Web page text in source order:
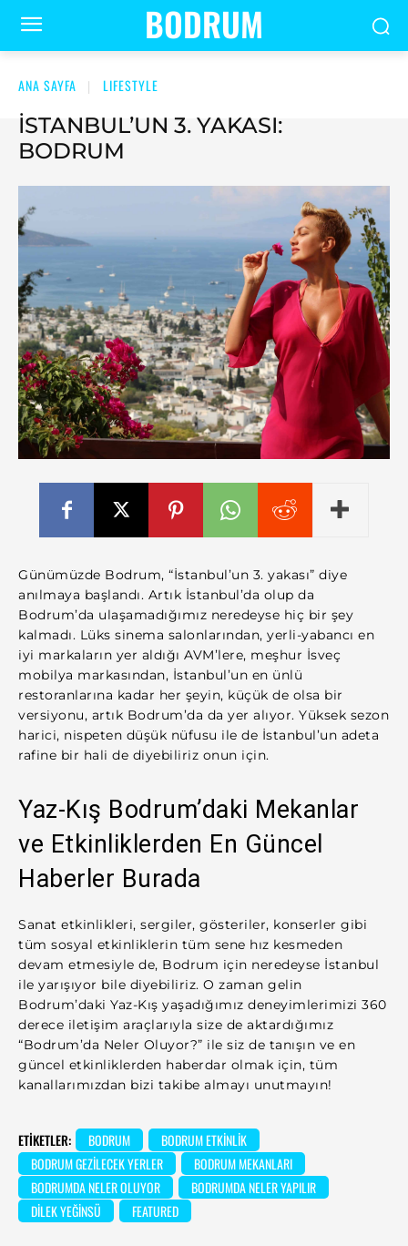
BODRUM
ANA SAYFA LIFESTYLE
İSTANBUL’UN 3. YAKASI:
BODRUM
Günümüzde Bodrum, “İstanbul’un 3. yakası” diye
anılmaya başlandı. Artık İstanbul’da olup da
Bodrum’da ulaşamadığımız neredeyse hiç bir şey
kalmadı. Lüks sinema salonlarından, yerli-yabancı en
iyi markaların yer aldığı AVM’lere, meşhur İsveç
mobilya markasından, İstanbul’un en ünlü
restoranlarına kadar her şeyin, küçük de olsa bir
versiyonu, artık Bodrum’da da yer alıyor. Yüksek sezon
harici, nispeten düşük nüfusu ile de İstanbul’un adeta
rafine bir hali de diyebiliriz onun için.
Yaz-Kış Bodrum’daki Mekanlar
ve Etkinliklerden En Güncel
Haberler Burada
Sanat etkinlikleri, sergiler, gösteriler, konserler gibi
tüm sosyal etkinliklerin tüm sene hız kesmeden
devam etmesiyle de, Bodrum için neredeyse İstanbul
ile yarışıyor bile diyebiliriz. O zaman gelin
Bodrum’daki Yaz-Kış yaşadığımız deneyimlerimizi 360
derece iletişim araçlarıyla size de aktardığımız
“Bodrum’da Neler Oluyor?” ile siz de tanışın ve en
güncel etkinliklerden haberdar olmak için, tüm
kanallarımızdan bizi takibe almayı unutmayın!
ETIKETLER: BODRUM
BODRUM ETKINLIK
BODRUM GEZILECEK YERLER
BODRUM MEKANLARI
BODRUMDA NELER OLUYOR
BODRUMDA NELER YAPILIR
DILEK YEĞINSÜ
FEATURED